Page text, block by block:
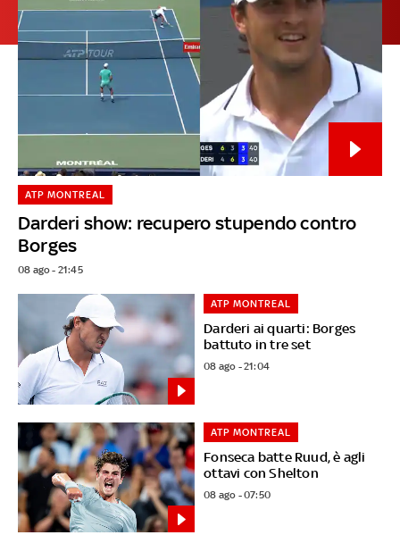
Darderi show: recupero stupendo contro
Borges
ATP MONTREAL
08 ago - 21:45
Darderi ai quarti: Borges
battuto in tre set
ATP MONTREAL
08 ago - 21:04
Fonseca batte Ruud, è agli
ottavi con Shelton
ATP MONTREAL
08 ago - 07:50